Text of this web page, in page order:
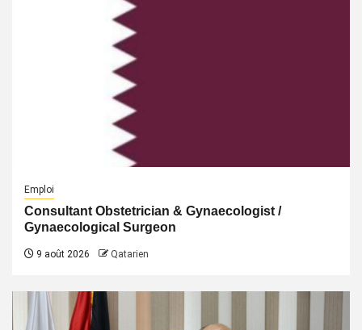
Emploi
Consultant Obstetrician & Gynaecologist /
Gynaecological Surgeon
9 août 2026 Qatarien